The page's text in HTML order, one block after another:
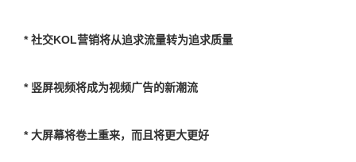
* 社交KOL营销将从追求流量转为追求质量
* 竖屏视频将成为视频广告的新潮流
* 大屏幕将卷土重来，而且将更大更好